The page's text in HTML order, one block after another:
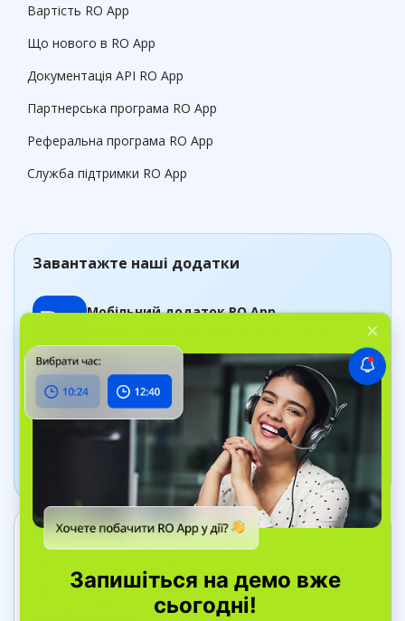
Вартість RO App
Що нового в RO App
Документація API RO App
Партнерська програма RO App
Реферальна програма RO App
Служба підтримки RO App
Завантажте наші додатки
Мобільний додаток RO App
Додаток Дашборд
Відстежуйте стан бізнесу в реальному часі
Зв’яжіться з нами
вул. Bell Yard, 7, WC2A 2JR Лондон, Велика